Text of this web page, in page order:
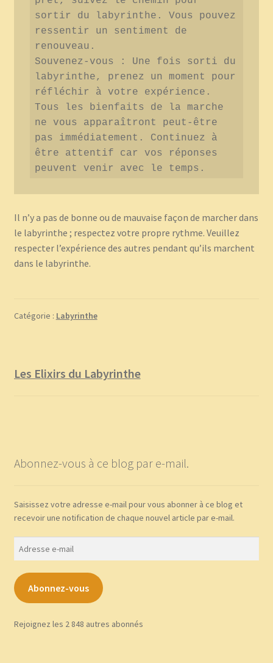
sortir du labyrinthe. Vous pouvez
ressentir un sentiment de
renouveau.
Souvenez-vous : Une fois sorti du
labyrinthe, prenez un moment pour
réfléchir à votre expérience.
Tous les bienfaits de la marche
ne vous apparaîtront peut-être
pas immédiatement. Continuez à
être attentif car vos réponses
peuvent venir avec le temps.
Il n’y a pas de bonne ou de mauvaise façon de marcher dans
le labyrinthe ; respectez votre propre rythme. Veuillez
respecter l’expérience des autres pendant qu’ils marchent
dans le labyrinthe.
Catégorie : Labyrinthe
Les Elixirs du Labyrinthe
Abonnez-vous à ce blog par e-mail.
Saisissez votre adresse e-mail pour vous abonner à ce blog et
recevoir une notification de chaque nouvel article par e-mail.
Abonnez-vous
Rejoignez les 2 848 autres abonnés